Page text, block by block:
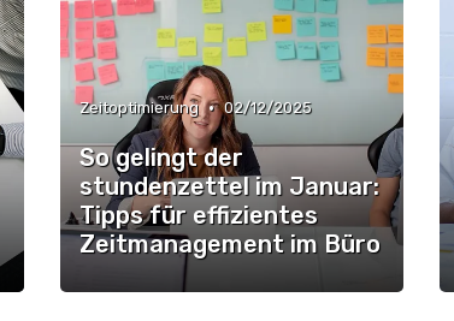
Zeitoptimierung • 02/12/2025
So gelingt der
stundenzettel im Januar:
Tipps für effizientes
Zeitmanagement im Büro